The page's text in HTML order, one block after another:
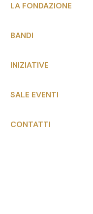
LA FONDAZIONE
BANDI
INIZIATIVE
SALE EVENTI
CONTATTI